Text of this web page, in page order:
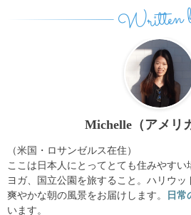
Written
Michelle（アメリ
（米国・ロサンゼルス在住）
ここは日本人にとってとても住みやすい
ヨガ、国立公園を旅すること。ハリウッ
爽やかな朝の風景をお届けします。
日常
います。